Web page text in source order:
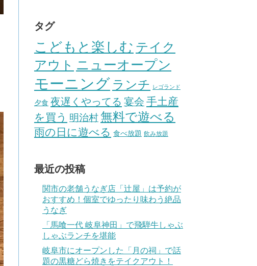
タグ
こどもと楽しむ テイク
アウト ニューオープン
モーニング ランチ レゴランド
夕食 夜遅くやってる 宴会 手土産
を買う 明治村無料で遊べる
雨の日に遊べる 食べ放題 飲み放題
最近の投稿
関市の老舗うなぎ店「辻屋」は予約が
おすすめ！個室でゆったり味わう絶品
うなぎ
「馬喰一代 岐阜神田」で飛騨牛しゃぶ
しゃぶランチを堪能
岐阜市にオープンした「月の祠」で話
題の黒糖どら焼きをテイクアウト！